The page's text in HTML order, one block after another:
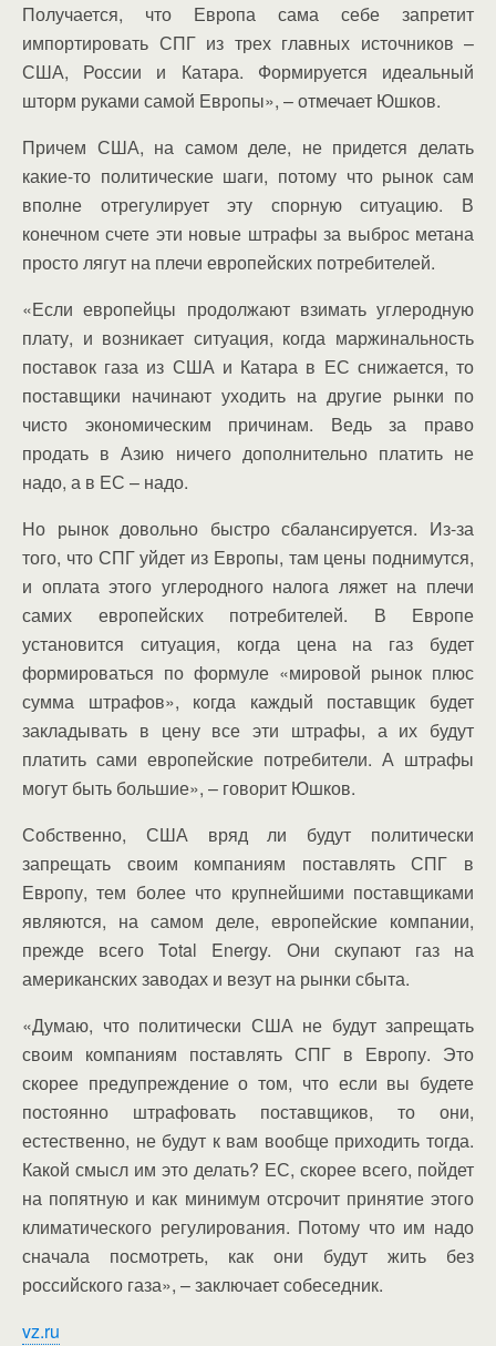
Получается, что Европа сама себе запретит
импортировать СПГ из трех главных источников –
США, России и Катара. Формируется идеальный
шторм руками самой Европы», – отмечает Юшков.
Причем США, на самом деле, не придется делать
какие-то политические шаги, потому что рынок сам
вполне отрегулирует эту спорную ситуацию. В
конечном счете эти новые штрафы за выброс метана
просто лягут на плечи европейских потребителей.
«Если европейцы продолжают взимать углеродную
плату, и возникает ситуация, когда маржинальность
поставок газа из США и Катара в ЕС снижается, то
поставщики начинают уходить на другие рынки по
чисто экономическим причинам. Ведь за право
продать в Азию ничего дополнительно платить не
надо, а в ЕС – надо.
Но рынок довольно быстро сбалансируется. Из-за
того, что СПГ уйдет из Европы, там цены поднимутся,
и оплата этого углеродного налога ляжет на плечи
самих европейских потребителей. В Европе
установится ситуация, когда цена на газ будет
формироваться по формуле «мировой рынок плюс
сумма штрафов», когда каждый поставщик будет
закладывать в цену все эти штрафы, а их будут
платить сами европейские потребители. А штрафы
могут быть большие», – говорит Юшков.
Собственно, США вряд ли будут политически
запрещать своим компаниям поставлять СПГ в
Европу, тем более что крупнейшими поставщиками
являются, на самом деле, европейские компании,
прежде всего Total Energy. Они скупают газ на
американских заводах и везут на рынки сбыта.
«Думаю, что политически США не будут запрещать
своим компаниям поставлять СПГ в Европу. Это
скорее предупреждение о том, что если вы будете
постоянно штрафовать поставщиков, то они,
естественно, не будут к вам вообще приходить тогда.
Какой смысл им это делать? ЕС, скорее всего, пойдет
на попятную и как минимум отсрочит принятие этого
климатического регулирования. Потому что им надо
сначала посмотреть, как они будут жить без
российского газа», – заключает собеседник.
vz.ru